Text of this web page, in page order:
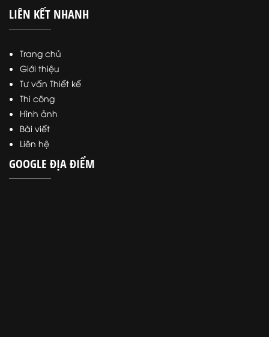
LIÊN KẾT NHANH
Trang chủ
Giới thiệu
Tư vấn Thiết kế
Thi công
Hình ảnh
Bài viết
Liên hệ
GOOGLE ĐỊA ĐIỂM